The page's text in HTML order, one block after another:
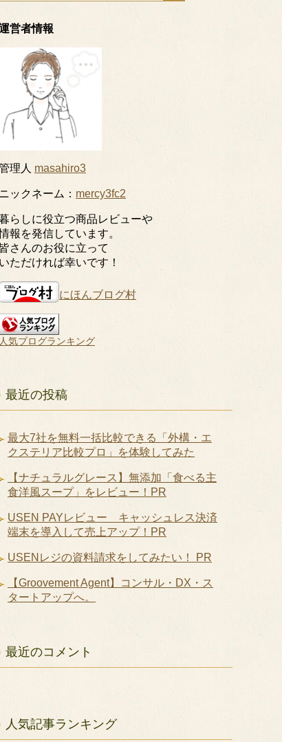
営者情報
理人 masahiro3
ニックネーム： mercy3fc2
らしに役立つ商品レビューや
報を発信しています。
皆さんのお役に立って
いただければ幸いです！
にほんブログ村
人気ブログランキング
最近の投稿
最大7社を無料一括比較できる「外構・エ
クステリア比較プロ」を体験してみた
【ナチュラルグレース】無添加「食べる主
食洋風スープ」をレビュー！PR
USEN PAYレビュー キャッシュレス決済
端末を導入して売上アップ！PR
USENレジの資料請求をしてみたい！ PR
【Groovement Agent】コンサル・DX・ス
タートアップへ。
最近のコメント
人気記事ランキング